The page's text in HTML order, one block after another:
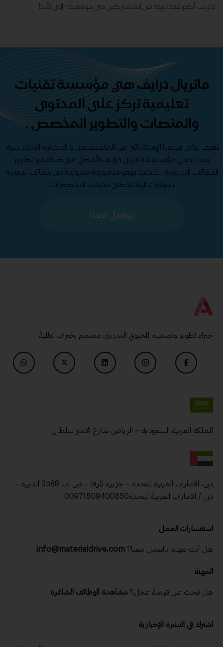
تدريب أكبر عدد تريده من المشاركين في موقعك - ​​إلى الأبد!
ماتريال درايف هي مؤسسة تقنيات
تعليمية تركز على المحتوى
والمنصات والتطوير المخصص .
تعرف على فريقنا الإستثنائي من المتخصصين و الدكاترة الأكثر خبرة،
مما يجعل مؤسسة ماتريال درايف الأفضل في صناعة و تطوير
الحقائب التدريبية , كذلك نوفر مجموعة متنوعة من حقائب تدريبية
بجودة عالية تغطي مختلف التخصصات
تواصل معنا
خبراء تطوير وتصميم المحتوي التدريبى مصمم بخبرات عالمية
المملكة العربية السعودية – الرياض شارع الامير سلطان
دبي، الامارات العربية المتحدة – جزيرة المرفا – ص .ب 9588 الديرة –
دبي / الامارات العربية المتحدة00971509400850
استفسارات العمل
هل أنت مهتم بالعمل معنا؟ info@materialdrive.com
المهنة
هل تبحث عن فرصة عمل؟ مشاهدة الوظائف الشاغرة
اشترك في النشرة الإخبارية